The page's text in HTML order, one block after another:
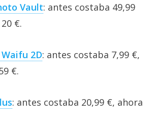
Vault: antes costaba 49,99
€.
2D: antes costaba 7,99 €,
€.
: antes costaba 20,99 €, ahora